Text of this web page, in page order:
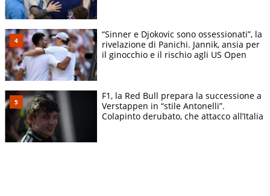
“Sinner e Djokovic sono ossessionati”, la
rivelazione di Panichi. Jannik, ansia per
il ginocchio e il rischio agli US Open
F1, la Red Bull prepara la successione a
Verstappen in “stile Antonelli”.
Colapinto derubato, che attacco all’Italia